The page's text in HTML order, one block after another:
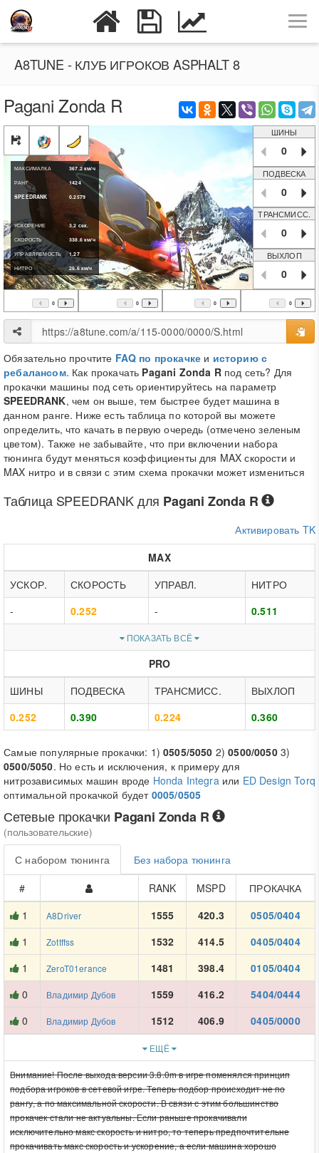
A8TUNE - КЛУБ ИГРОКОВ ASPHALT 8
Pagani Zonda R
МАКСИМАЛКА 367.2км/ч
РАНГ
1424
SPEEDRANK
0.2579
УСКОРЕНИЕ 3.2 сек.
СКОРОСТЬ
338.6км/ч
УПРАВЛЯЕМОСТЬ
1.27
НИТРО
28.6км/ч
ШИНЫ
0
ПОДВЕСКА
0
ТРАНСМИСС.
0
ВЫХЛОП
0
0 0 0 0
Обязательно прочтите FAQ по прокачке и историю с
ребалансом. Как прокачать Pagani Zonda Rпод сеть? Для
прокачки машины под сеть ориентируйтесь на параметр
SPEEDRANK, чем он выше, тем быстрее будет машина в
данном ранге. Ниже есть таблица по которой вы можете
определить, что качать в первую очередь (отмечено зеленым
цветом). Также не забывайте, что при включении набора
тюнинга будут меняться коэффициенты для MAX скорости и
MAX нитро и в связи с этим схема прокачки может измениться
Таблица SPEEDRANKдля Pagani Zonda R
Активировать TK
MAX
УСКОР.
СКОРОСТЬ УПРАВЛ.
НИТРО
-
0.252 - 0.511
ПОКАЗАТЬ ВСЁ
PRO
ШИНЫ
ПОДВЕСКА ТРАНСМИСС.
ВЫХЛОП
0.252
0.390 0.224 0.360
Самые популярные прокачки: 1)0505/5050 2)0500/00503)
0500/5050. Но есть и исключения, к примеру для
нитрозависимых машин вроде Honda Integraили ED Design Torq
оптимальной прокачкой будет 0005/0505
Сетевые прокачки Pagani Zonda R
(пользовательские)
С набором тюнинга
Без набора тюнинга
#
RANK MSPD
ПРОКАЧКА
1
A8Driver 1555 420.3
0505/0404
1
Zottffss 1532 414.5
0405/0404
1
ZeroT01erance 1481 398.4
0105/0404
0
Владимир Дубов 1559 416.2
5404/0444
0
Владимир Дубов 1512 406.9 0405/0000
ЕЩЁ
Внимание! После выхода версии 3.8.0m в игре поменялся принцип
подбора игроков в сетевой игре. Теперь подбор происходит не по
рангу, а по максимальной скорости. В связи с этим большинство
прокачек стали не актуальны. Если раньше прокачивали
исключительно макс скорость и нитро, то теперь предпочтительне
прокачивать макс скорость и ускорение, а если машина хорошо